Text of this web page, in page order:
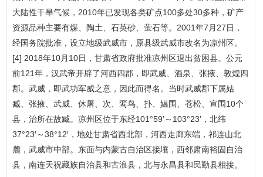
大陆性干旱气候，2010年已发现各类矿点100多处30多种，矿产
资源品种主要有煤、陶土、石英砂、萤石等。2001年7月27日，
经国务院批准，设立地级武威市，原县级武威市改名为凉州区。
[4] 2018年10月10日，甘肃省政府批准凉州区退出贫困县。公元
前121年，汉武帝开辟了河西四郡，即武威、酒泉、张掖、敦煌四
郡。武威，即武功军威之意，因此而得名。当时武威郡下属姑
臧、张掖、武威、休屠、次、鸾鸟、扑、媪围、苍松、宣围10个
县，治所在故臧。凉州区位于东经101°59′～103°23′，北纬
37°23′～38°12′，地处甘肃省西北部，河西走廊东端，祁连山北
麓，武威市中部。东面与内蒙古自治区接壤，西邻肃南裕固自治
县，南连天祝藏族自治县和古浪县，北与永昌县和民勤县相接。